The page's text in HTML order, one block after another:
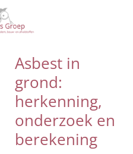
Asbest in
grond:
herkenning,
onderzoek en
berekening